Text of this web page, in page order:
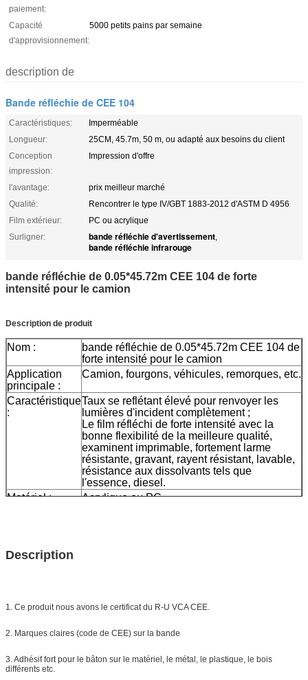
paiement:
Capacité
d'approvisionnement:
5000 petits pains par semaine
description de
Bande réfléchie de CEE 104
Caractéristiques:
Imperméable
Longueur:
25CM, 45.7m, 50 m, ou adapté aux besoins du client
Conception
impression:
Impression d'offre
l'avantage:
prix meilleur marché
Qualité:
Rencontrer le type IV/GBT 1883-2012 d'ASTM D 4956
Film extérieur:
PC ou acrylique
Surligner:
bande réfléchie d'avertissement,
bande réfléchie infrarouge
bande réfléchie de 0.05*45.72m CEE 104 de forte
intensité pour le camion
Description de produit
Nom :
bande réfléchie de 0.05*45.72m CEE 104 de
forte intensité pour le camion
Application
principale :
Camion, fourgons, véhicules, remorques, etc.
Caractéristique
:
Taux se reflétant élevé pour renvoyer les
lumières d'incident complètement ;
Le film réfléchi de forte intensité avec la
bonne flexibilité de la meilleure qualité,
examinent imprimable, fortement larme
résistante, gravant, rayent résistant, lavable,
résistance aux dissolvants tels que
l'essence, diesel.
Matériel :
Acrylique ou PC
Emballage
La livraison
Description
1. Ce produit nous avons le certificat du R-U VCA CEE.
2. Marques claires (code de CEE) sur la bande
3. Adhésif fort pour le bâton sur le matériel, le métal, le plastique, le bois
différents etc.